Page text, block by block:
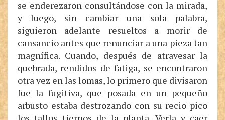
se enderezaron consultándose con la mirada,
y luego, sin cambiar una sola palabra,
siguieron adelante resueltos a morir de
cansancio antes que renunciar a una pieza tan
magnífica. Cuando, después de atravesar la
quebrada, rendidos de fatiga, se encontraron
otra vez en las lomas, lo primero que divisaron
fue la fugitiva, que posada en un pequeño
arbusto estaba destrozando con su recio pico